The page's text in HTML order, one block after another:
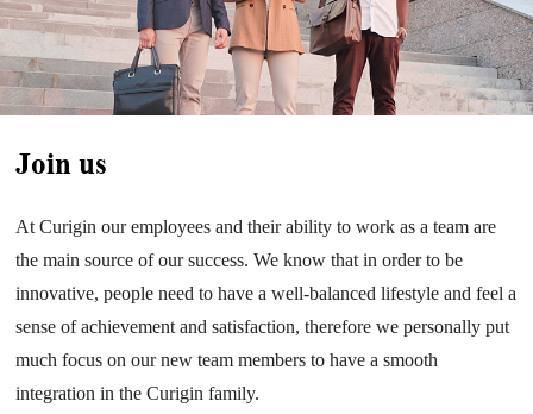
Join us
At Curigin our employees and their ability to work as a team are
the main source of our success. We know that in order to be
innovative, people need to have a well-balanced lifestyle and feel a
sense of achievement and satisfaction, therefore we personally put
much focus on our new team members to have a smooth
integration in the Curigin family.